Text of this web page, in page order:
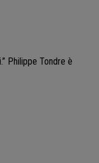
Philippe Tondre è